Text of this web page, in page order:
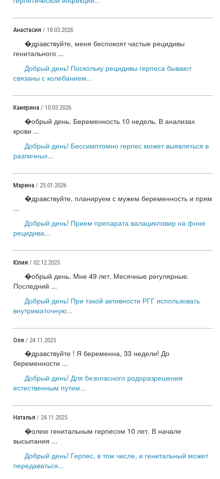
Анастасия / 18.03.2026
�дравствуйте, меня беспокоят частые рецидивы
генитального ...
Добрый день! Поскольку рецидивы герпеса бывают
связаны с колебанием...
Каиерина / 10.03.2026
�обрый день. Беременность 10 недель. В анализах
крови ...
Добрый день! Бессимптомно герпес может выявляться в
различных...
Марина / 25.01.2026
�дравствуйте, планируем с мужем беременность и прям
...
Добрый день! Прием препарата валацикловир на фоне
рецидива...
Юлия / 02.12.2025
�обрый день. Мне 49 лет. Месячные регулярные.
Последний ...
Добрый день! При такой активности РГГ использовать
внутриматочную...
Оля / 24.11.2025
�дравствуйте ! Я беременна, 33 недели! До
беременности ...
Добрый день! Для безопасного родоразрешения
естественным путем...
Наталья / 24.11.2025
�олею генитальным герпесом 10 лет. В начале
высыпания ...
Добрый день! Герпес, в том числе, и генитальный может
передаваться...